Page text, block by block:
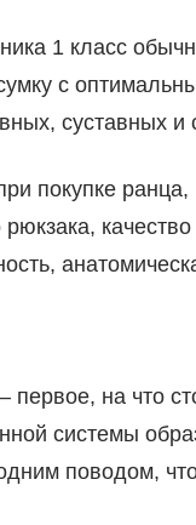
1 класс
с
суставных
покупке
на что
системы
поводом,